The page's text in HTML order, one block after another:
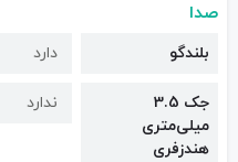
صدا
بلندگو دارد
جک 3.5
میلی‌متری
هندزفری
ندارد